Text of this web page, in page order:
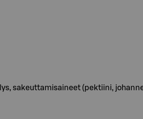
sakeuttamisaineet (pektiini,